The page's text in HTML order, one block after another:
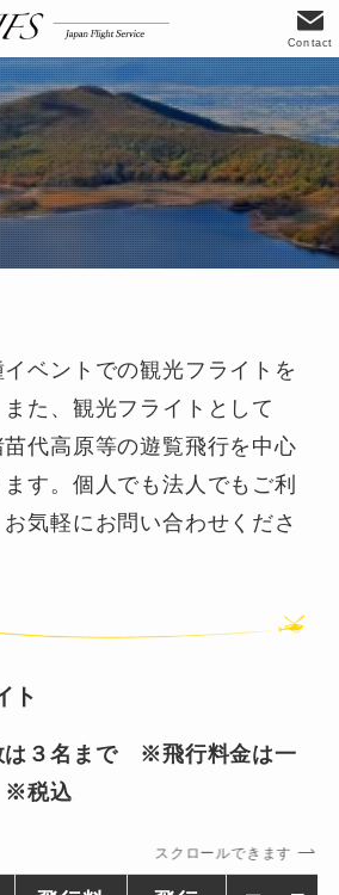
Contact
ベントでの観光フライトを
た、観光フライトとして
代高原等の遊覧飛行を中心
す。個人でも法人でもご利
気軽にお問い合わせくださ
ト
は３名まで ※飛行料金は一
※税込
スクロールできます